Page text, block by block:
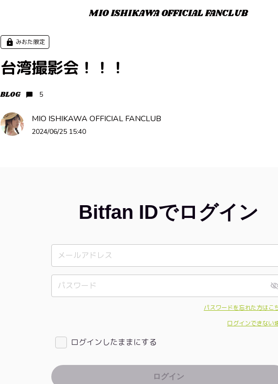
MIO ISHIKAWA OFFICIAL FANCLUB
みおた限定
台湾撮影会！！！
BLOG 5
MIO ISHIKAWA OFFICIAL FANCLUB
2024/06/25 15:40
Bitfan IDでログイン
パスワードを忘れた方はこ
ログインできない
ログインしたままにする